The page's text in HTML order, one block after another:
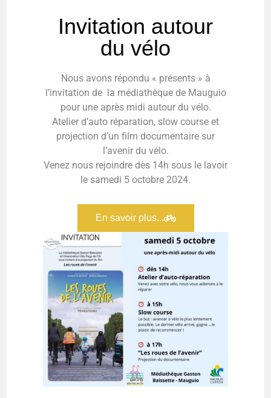
Invitation autour
du vélo
Nous avons répondu « présents » à
l’invitation de la médiathèque de Mauguio
pour une après midi autour du vélo.
Atelier d’auto réparation, slow course et
projection d’un film documentaire sur
l’avenir du vélo.
Venez nous rejoindre dès 14h sous le lavoir
le samedi 5 octobre 2024.
En savoir plus...